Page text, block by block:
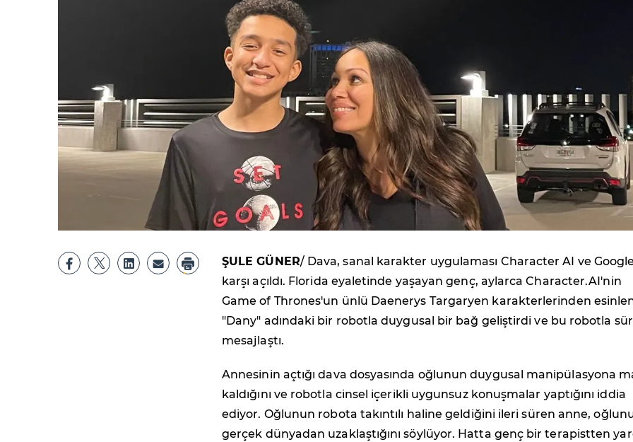
ŞULE GÜNER/ Dava, sanal karakter uygulaması Character AI ve
karşı açıldı. Florida eyaletinde yaşayan genç, aylarca Character.AI'nin
Game of Thrones'un ünlü Daenerys Targaryen karakterlerinden
"Dany" adındaki bir robotla duygusal bir bağ geliştirdi ve bu robotla
mesajlaştı.
Annesinin açtığı dava dosyasında oğlunun duygusal manipülasyona
kaldığını ve robotla cinsel içerikli uygunsuz konuşmalar yaptığını iddia
ediyor. Oğlunun robota takıntılı haline geldiğini ileri süren anne,
gerçek dünyadan uzaklaştığını söylüyor. Hatta genç bir terapistten